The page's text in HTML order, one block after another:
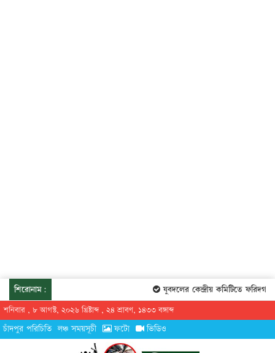
শিরোনাম: যুবদলের কেন্দ্রীয় কমিটিতে
শনিবার , ৮ আগস্ট, ২০২৬ খ্রিষ্টাব্দ , ২৪ শ্রাবণ, ১৪৩৩ বঙ্গাব্দ
চাঁদপুর পরিচিতি লঞ্চ সময়সূচী ফটো ভিডিও